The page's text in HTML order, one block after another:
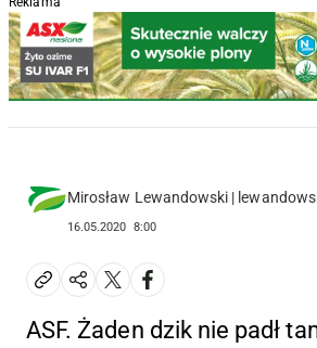
Mirosław Lewandowski |
16.05.2020 8:00
ASF. Żaden dzik nie padł